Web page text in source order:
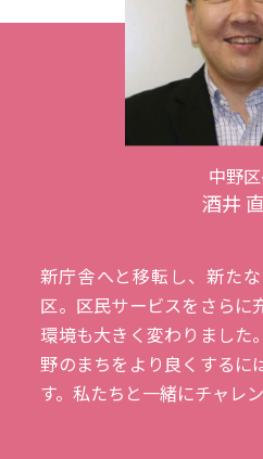
中野
酒井
新庁舎へと移転し、新た
区。区民サービスをさらに
環境も大きく変わりました
野のまちをより良くするに
す。私たちと一緒にチャレ